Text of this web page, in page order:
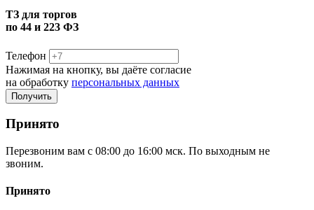
ТЗ для торгов
по 44 и 223 ФЗ
Телефон
Нажимая на кнопку, вы даёте согласие
на обработку персональных данных
Принято
Перезвоним вам с 08:00 до 16:00 мск. По выходным не
звоним.
Принято